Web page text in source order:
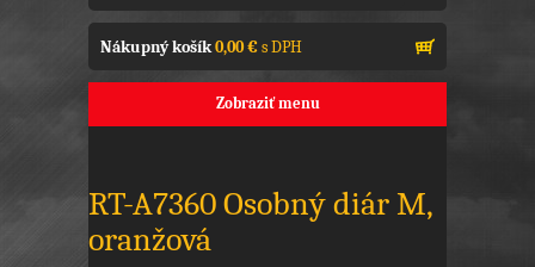
Nákupný košík0,00 €s DPH
Zobraziť menu
RT-A7360 Osobný diár M,
oranžová